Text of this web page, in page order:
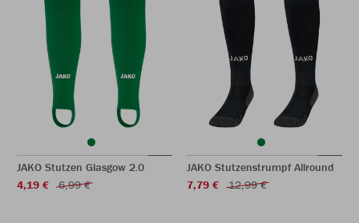
JAKO Stutzen Glasgow 2.0
4,19 €
6,99 €
JAKO Stutzenstrumpf Allround
7,79 €
12,99 €